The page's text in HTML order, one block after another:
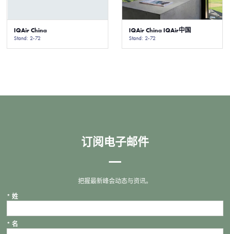
IQAir China
Stand: 2-72
IQAir China IQAir中国
Stand: 2-72
订阅电子邮件
把握最新峰会动态与资讯。
* 姓
* 名